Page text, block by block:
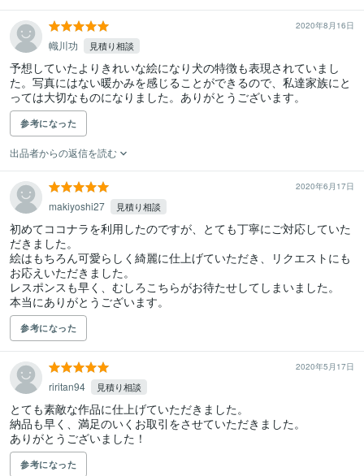
2020年8月16日
幟川功 見積り相談
予想していたよりきれいな絵になり犬の特徴も表現されていまし
た。写真にはない暖かみを感じることができるので、私達家族にと
っては大切なものになりました。ありがとうございます。
参考になった
出品者からの返信を読む
2020年6月17日
makiyoshi27 見積り相談
初めてココナラを利用したのですが、とても丁寧にご対応していた
だきました。
絵はもちろん可愛らしく綺麗に仕上げていただき、リクエストにも
お応えいただきました。
レスポンスも早く、むしろこちらがお待たせしてしまいました。
本当にありがとうございます。
参考になった
2020年5月17日
riritan94 見積り相談
とても素敵な作品に仕上げていただきました。
納品も早く、満足のいくお取引をさせていただきました。
ありがとうございました！
参考になった